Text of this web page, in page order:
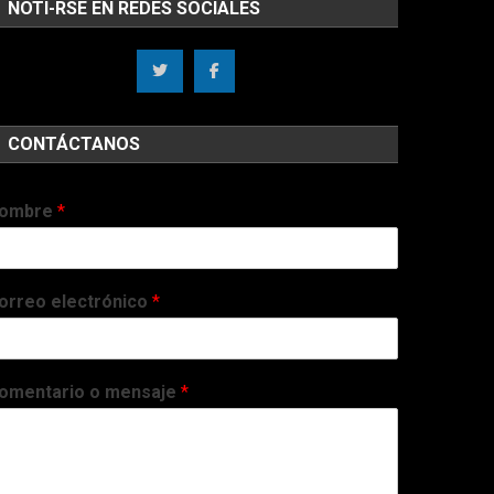
NOTI-RSE EN REDES SOCIALES
CONTÁCTANOS
*
electrónico *
o mensaje *